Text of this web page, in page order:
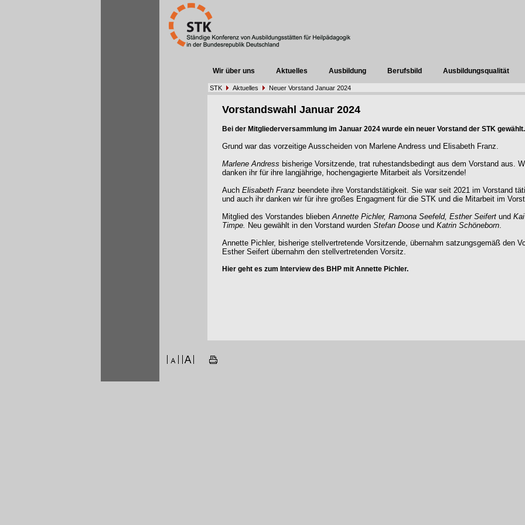
Wir über uns Aktuelles Ausbildung Berufsbild Ausbildungsqualität
STK Aktuelles Neuer Vorstand Januar 2024
Vorstandswahl Januar 2024
Bei der Mitgliederversammlung im Januar 2024 wurde ein neuer Vorstand der STK gewählt.
Grund war das vorzeitige Ausscheiden von Marlene Andress und Elisabeth Franz.
Marlene Andress bisherige Vorsitzende, trat ruhestandsbedingt aus dem Vorstand aus.
danken ihr für ihre langjährige, hochengagierte Mitarbeit als Vorsitzende!
Auch Elisabeth Franz beendete ihre Vorstandstätigkeit. Sie war seit 2021 im Vorstand
und auch ihr danken wir für ihre großes Engagment für die STK und die Mitarbeit im
Mitglied des Vorstandes bliebenAnnette Pichler, Ramona Seefeld, Esther Seifert und Kai
Timpe. Neu gewählt in den Vorstand wurden Stefan Doose und Katrin Schöneborn.
Annette Pichler, bisherige stellvertretende Vorsitzende, übernahm satzungsgemäß den
Esther Seifert übernahm den stellvertretenden Vorsitz.
Hier geht es zum Interview des BHP mit Annette Pichler.